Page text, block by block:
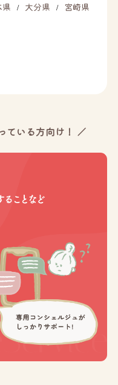
県 / 大分県 / 宮崎県
ている方向け！ ／